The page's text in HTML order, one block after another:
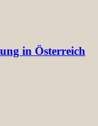
in Österreich